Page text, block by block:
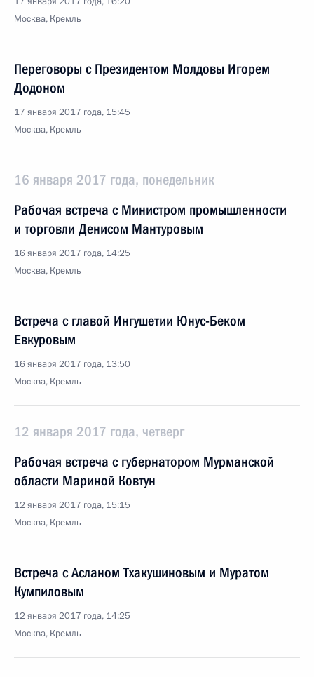
Москва, Кремль
Переговоры с Президентом Молдовы Игорем
Додоном
17 января 2017 года, 15:45
Москва, Кремль
16 января 2017 года, понедельник
Рабочая встреча с Министром промышленности
и торговли Денисом Мантуровым
16 января 2017 года, 14:25
Москва, Кремль
Встреча с главой Ингушетии Юнус-Беком
Евкуровым
16 января 2017 года, 13:50
Москва, Кремль
12 января 2017 года, четверг
Рабочая встреча с губернатором Мурманской
области Мариной Ковтун
12 января 2017 года, 15:15
Москва, Кремль
Встреча с Асланом Тхакушиновым и Муратом
Кумпиловым
12 января 2017 года, 14:25
Москва, Кремль